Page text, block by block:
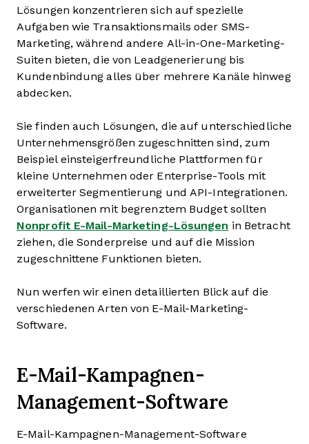
Lösungen konzentrieren sich auf spezielle
Aufgaben wie Transaktionsmails oder SMS-
Marketing, während andere All-in-One-Marketing-
Suiten bieten, die von Leadgenerierung bis
Kundenbindung alles über mehrere Kanäle hinweg
abdecken.
Sie finden auch Lösungen, die auf unterschiedliche
Unternehmensgrößen zugeschnitten sind, zum
Beispiel einsteigerfreundliche Plattformen für
kleine Unternehmen oder Enterprise-Tools mit
erweiterter Segmentierung und API-Integrationen.
Organisationen mit begrenztem Budget sollten
Nonprofit E-Mail-Marketing-Lösungen in Betracht
ziehen, die Sonderpreise und auf die Mission
zugeschnittene Funktionen bieten.
Nun werfen wir einen detaillierten Blick auf die
verschiedenen Arten von E-Mail-Marketing-
Software.
E-Mail-Kampagnen-
Management-Software
E-Mail-Kampagnen-Management-Software